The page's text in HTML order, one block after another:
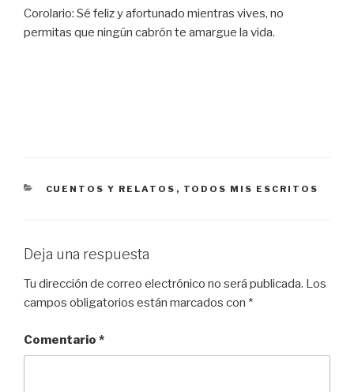
Corolario: Sé feliz y afortunado mientras vives, no
permitas que ningún cabrón te amargue la vida.
CATEGORÍAS
CUENTOS Y RELATOS , TODOS MIS ESCRITOS
Deja una respuesta
Tu dirección de correo electrónico no será publicada. Los
campos obligatorios están marcados con *
Comentario *